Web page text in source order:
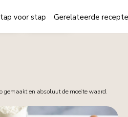
VEGETARIAN Print
Share
gemaakt en absoluut de moeite waard.
voor stap Gerelateerde